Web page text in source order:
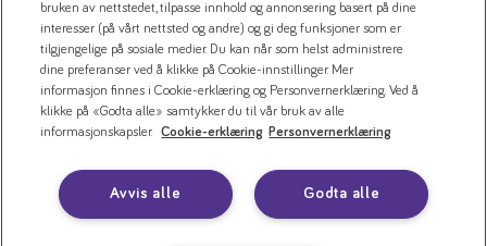
Åpenhetsloven
bruken av nettstedet, tilpasse innhold og annonsering basert på dine
interesser (på vårt nettsted og andre) og gi deg funksjoner som er
tilgjengelige på sosiale medier. Du kan når som helst administrere
dine preferanser ved å klikke på Cookie-innstillinger. Mer
informasjon finnes i Cookie-erklæring og Personvernerklæring. Ved å
klikke på «Godta alle» samtykker du til vår bruk av alle
informasjonskapsler.
Cookie-erklæring Personvernerklæring
Godta alle
Avvis alle